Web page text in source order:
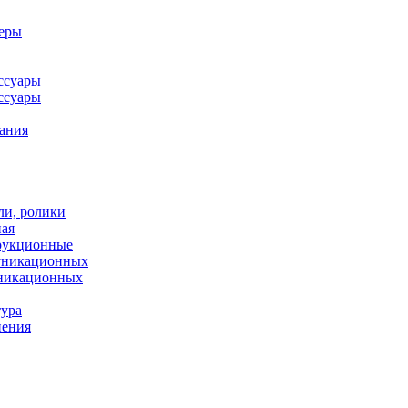
ролики